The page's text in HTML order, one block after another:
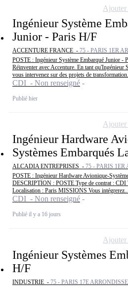
Ingénieur Système
Junior - Paris H/F
ACCENTURE FRANCE - 75 - PARIS 1ER
POSTE : Ingénieur Système Embarqué Junior
Réinventer avec Accenture. En tant qu'Ingénieur
vous intervenez sur des projets de transformation...
CDI - Non renseigné
Publié hier
Ajouter
Ingénieur Hardware
Systèmes Embarqués
ALCADIA ENTREPRISES - 75 - PARIS
POSTE : Ingénieur Hardware Avionique-
DESCRIPTION : POSTE Type de contrat :
Localisation : Paris MISSIONS Vous intégrerez...
CDI - Non renseigné
Publié il y a 16 jours
Ajouter
Ingénieur Systèmes
H/F
INDUSTRIE - 75 - PARIS 17E
Ajouter